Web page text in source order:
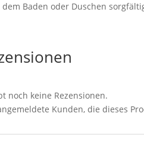
dem Baden oder Duschen
noch keine Rezensionen.
Kunden, die dieses